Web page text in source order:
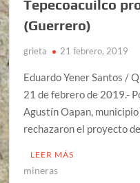
Tepecoacuilco
(Guerrero)
grieta 21 febrero, 2019
Eduardo Yener Santos /
21 de febrero de 2019.-
Agustín Oapan,
rechazaron el proyecto
LEER MÁS
mineras